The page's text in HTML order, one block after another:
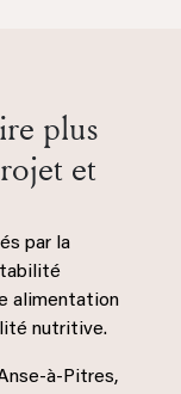
plus
et
par la
alimentation
nutritive.
à-Pitres,